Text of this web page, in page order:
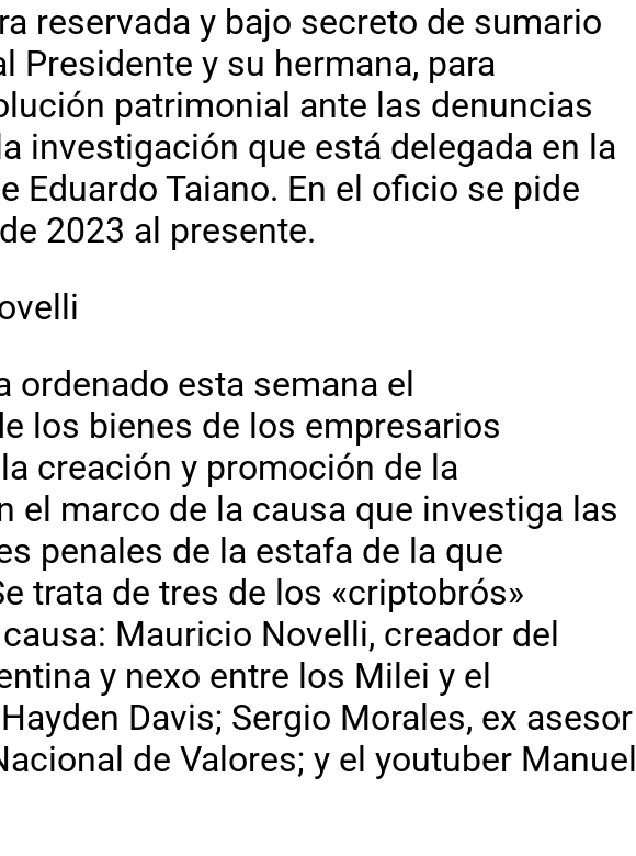
reservada y bajo secreto de sumario
Presidente y su hermana, para
patrimonial ante las denuncias
investigación que está delegada en la
Eduardo Taiano. En el oficio se pide
2023 al presente.
ordenado esta semana el
los bienes de los empresarios
creación y promoción de la
el marco de la causa que investiga las
penales de la estafa de la que
trata de tres de los «criptobrós»
Mauricio Novelli, creador del
y nexo entre los Milei y el
Davis; Sergio Morales, ex asesor
de Valores; y el youtuber Manuel